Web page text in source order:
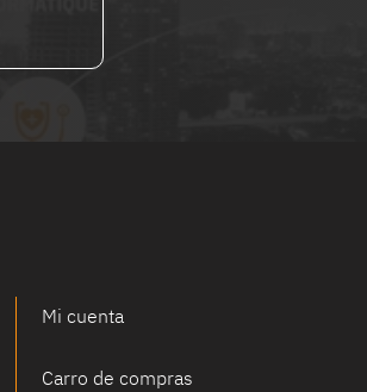
Mi cuenta
Carro de compras